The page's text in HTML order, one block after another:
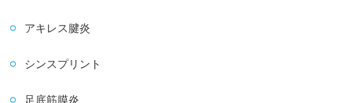
アキレス腱炎
シンスプリント
足底筋膜炎